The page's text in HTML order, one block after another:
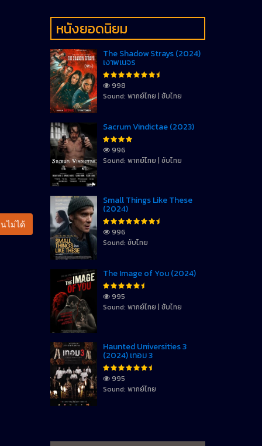
ไม่ได้
หนังยอดนิยม
The Shadow Strays (2024)
เงาพเนจร
998
Sound: พากย์ไทย | ซับไทย
Sacrum Vindictae (2023)
996
Sound: พากย์ไทย | ซับไทย
Small Things Like These
(2024)
996
Sound: ซับไทย
The Image of You (2024)
995
Sound: พากย์ไทย | ซับไทย
Haunted Universities 3
(2024) เทอม 3
995
Sound: พากย์ไทย